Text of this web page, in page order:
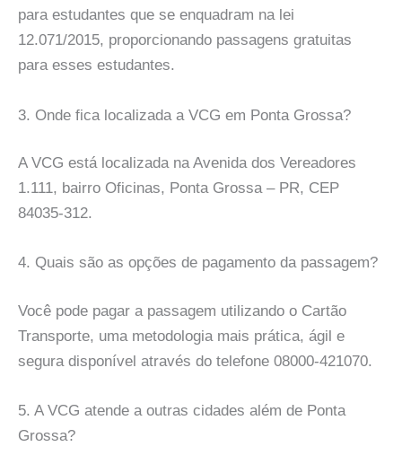
para estudantes que se enquadram na lei
12.071/2015, proporcionando passagens gratuitas
para esses estudantes.
3. Onde fica localizada a VCG em Ponta Grossa?
A VCG está localizada na Avenida dos Vereadores
1.111, bairro Oficinas, Ponta Grossa – PR, CEP
84035-312.
4. Quais são as opções de pagamento da passagem?
Você pode pagar a passagem utilizando o Cartão
Transporte, uma metodologia mais prática, ágil e
segura disponível através do telefone 08000-421070.
5. A VCG atende a outras cidades além de Ponta
Grossa?